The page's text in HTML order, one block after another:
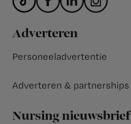
Adverteren
Personeeladvertentie
Adverteren & partnerships
Nursing nieuwsbrief